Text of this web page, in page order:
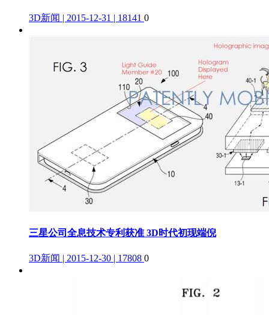
3D新闻 | 2015-12-31 | 18141 0
三星公司全息技术专利获准 3D时代初现端倪
3D新闻 | 2015-12-30 | 17808 0